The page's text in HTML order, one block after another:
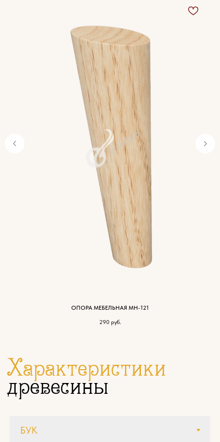
ОПОРА МЕБЕЛЬНАЯ МН-121
290 руб.
Характеристики